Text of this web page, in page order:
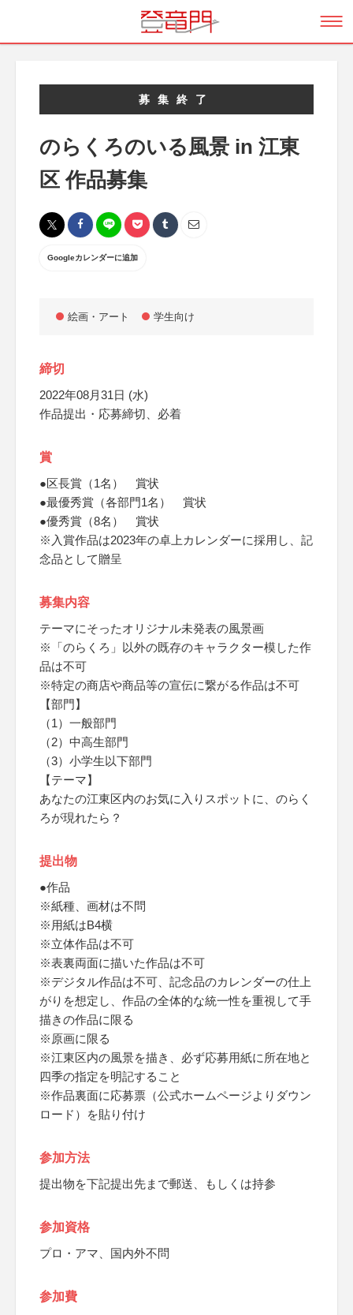
募集終了
のらくろのいる風景 in 江東
区 作品募集
Googleカレンダーに追加
絵画・アート 学生向け
締切
2022年08月31日 (水)
作品提出・応募締切、必着
賞
●区長賞（1名） 賞状
●最優秀賞（各部門1名） 賞状
●優秀賞（8名） 賞状
※入賞作品は2023年の卓上カレンダーに採用し、記
念品として贈呈
募集内容
テーマにそったオリジナル未発表の風景画
※「のらくろ」以外の既存のキャラクター模した作
品は不可
※特定の商店や商品等の宣伝に繋がる作品は不可
【部門】
（1）一般部門
（2）中高生部門
（3）小学生以下部門
【テーマ】
あなたの江東区内のお気に入りスポットに、のらく
ろが現れたら？
提出物
●作品
※紙種、画材は不問
※用紙はB4横
※立体作品は不可
※表裏両面に描いた作品は不可
※デジタル作品は不可、記念品のカレンダーの仕上
がりを想定し、作品の全体的な統一性を重視して手
描きの作品に限る
※原画に限る
※江東区内の風景を描き、必ず応募用紙に所在地と
四季の指定を明記すること
※作品裏面に応募票（公式ホームページよりダウン
ロード）を貼り付け
参加方法
提出物を下記提出先まで郵送、もしくは持参
参加資格
プロ・アマ、国内外不問
参加費